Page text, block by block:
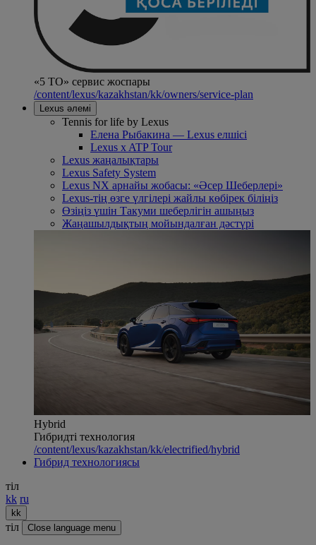
«5 ТО» сервис жоспары
/content/lexus/kazakhstan/kk/owners/service-plan
Lexus әлемі
Tennis for life by Lexus
Елена Рыбакина — Lexus елшісі
Lexus x ATP Tour
Lexus жаңалықтары
Lexus Safety System
Lexus NX арнайы жобасы: «Әсер Шеберлері»
Lexus-тің өзге үлгілері жайлы көбірек біліңіз
Өзіңіз үшін Такуми шеберлігін ашыңыз
Жаңашылдықтың мойындалған дәстүрі
Hybrid
Гибридті технология
/content/lexus/kazakhstan/kk/electrified/hybrid
Гибрид технологиясы
тіл
kk ru
kk
тіл Close language menu